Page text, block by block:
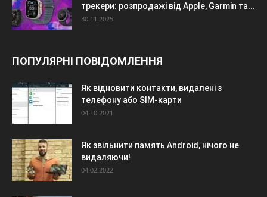
трекери: розпродажі від Apple, Garmin та...
30.11.2025
ПОПУЛЯРНІ ПОВІДОМЛЕННЯ
Як відновити контакти, видалені з
телефону або SIM-карти
04.10.2021
Як звільнити память Android, нічого не
видаляючи!
04.02.2022